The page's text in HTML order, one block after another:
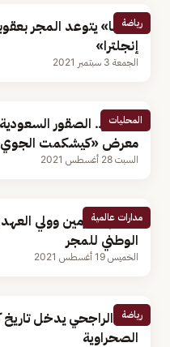
رياضة
«فيفا» يتوعد المجر
إنجلترا»
الجمعة 3 سبتمبر 2021
المحليات
بالصور.. الصقور
معرض «كيشكمت
السبت 28 أغسطس 2021
مدارات عالمية
خادم الحرمين وولي
الوطني للمجر
الخميس 19 أغسطس 2021
رياضة
يزيد الراجحي يدخل تاريخ
الصحراوية